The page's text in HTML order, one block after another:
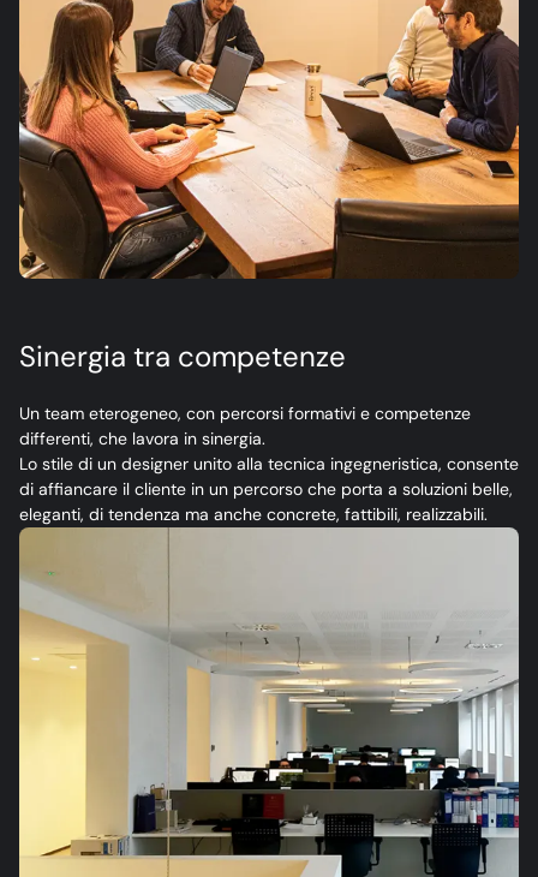
Sinergia tra competenze
Un team eterogeneo, con percorsi formativi e competenze
differenti, che lavora in sinergia.
Lo stile di un designer unito alla tecnica ingegneristica, consente
di affiancare il cliente in un percorso che porta a soluzioni belle,
eleganti, di tendenza ma anche concrete, fattibili, realizzabili.